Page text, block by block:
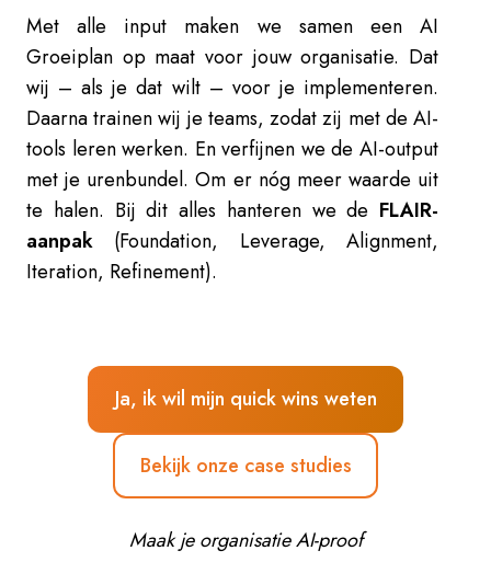
Met alle input maken we samen een AI
Groeiplan op maat voor jouw organisatie. Dat
wij – als je dat wilt – voor je implementeren.
Daarna trainen wij je teams, zodat zij met de AI-
tools leren werken. En verfijnen we de AI-output
met je urenbundel. Om er nóg meer waarde uit
te halen. Bij dit alles hanteren we de FLAIR-
aanpak (Foundation, Leverage, Alignment,
Iteration, Refinement).
Ja, ik wil mijn quick wins weten
Bekijk onze case studies
Maak je organisatie AI-proof